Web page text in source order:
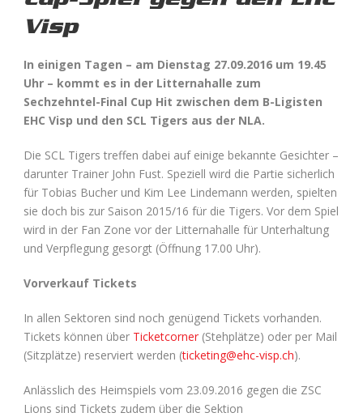
Visp
In einigen Tagen – am Dienstag 27.09.2016 um 19.45
Uhr – kommt es in der Litternahalle zum
Sechzehntel-Final Cup Hit zwischen dem B-Ligisten
EHC Visp und den SCL Tigers aus der NLA.
Die SCL Tigers treffen dabei auf einige bekannte Gesichter –
darunter Trainer John Fust. Speziell wird die Partie sicherlich
für Tobias Bucher und Kim Lee Lindemann werden, spielten
sie doch bis zur Saison 2015/16 für die Tigers. Vor dem Spiel
wird in der Fan Zone vor der Litternahalle für Unterhaltung
und Verpflegung gesorgt (Öffnung 17.00 Uhr).
Vorverkauf Tickets
In allen Sektoren sind noch genügend Tickets vorhanden.
Tickets können über Ticketcorner (Stehplätze) oder per Mail
(Sitzplätze) reserviert werden (ticketing@ehc-visp.ch).
Anlässlich des Heimspiels vom 23.09.2016 gegen die ZSC
Lions sind Tickets zudem über die Sektion